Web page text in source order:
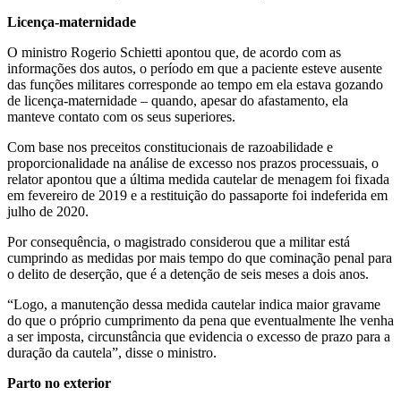
Licença-maternidade
O ministro Rogerio Schietti apontou que, de acordo com as
informações dos autos, o período em que a paciente esteve ausente
das funções militares corresponde ao tempo em ela estava gozando
de licença-maternidade – quando, apesar do afastamento, ela
manteve contato com os seus superiores.
Com base nos preceitos constitucionais de razoabilidade e
proporcionalidade na análise de excesso nos prazos processuais, o
relator apontou que a última medida cautelar de menagem foi fixada
em fevereiro de 2019 e a restituição do passaporte foi indeferida em
julho de 2020.
Por consequência, o magistrado considerou que a militar está
cumprindo as medidas por mais tempo do que cominação penal para
o delito de deserção, que é a detenção de seis meses a dois anos.
“Logo, a manutenção dessa medida cautelar indica maior gravame
do que o próprio cumprimento da pena que eventualmente lhe venha
a ser imposta, circunstância que evidencia o excesso de prazo para a
duração da cautela”, disse o ministro.
Parto no exterior